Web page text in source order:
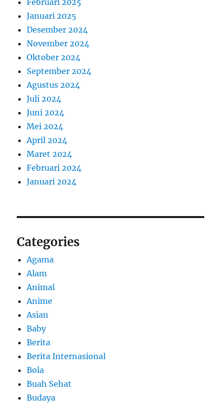
Februari 2025
Januari 2025
Desember 2024
November 2024
Oktober 2024
September 2024
Agustus 2024
Juli 2024
Juni 2024
Mei 2024
April 2024
Maret 2024
Februari 2024
Januari 2024
Categories
Agama
Alam
Animal
Anime
Asian
Baby
Berita
Berita Internasional
Bola
Buah Sehat
Budaya